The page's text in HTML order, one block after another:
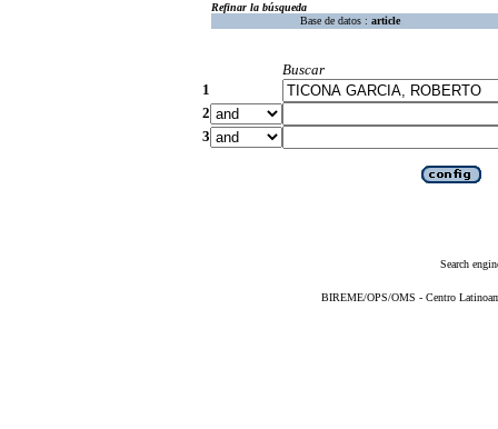
Refinar la búsqueda
Base de datos : article
Buscar
1
2
3
Search
BIREME/OPS/OMS - Centro